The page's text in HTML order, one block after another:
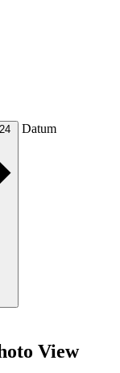
Datum
View